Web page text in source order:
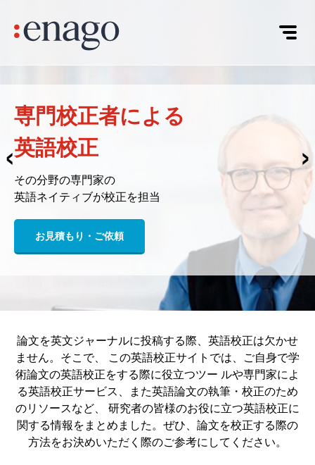
英語校正の
総合情報サイト
ー英語校正ツールや英語校正サービスなど
研究者の皆様に役立つ情報をお届けします
お見積もり・ご依頼
‹ ›
論文を英文ジャーナルに投稿する際、英語校正は欠かせ
ません。そこで、 この英語校正サイトでは、ご自身で学
術論文の英語校正をする際に役立つツー ルや専門家によ
る英語校正サービス、また英語論文の執筆・校正のため
のリソースなど、 研究者の皆様のお役に立つ英語校正に
関する情報をまとめました。ぜひ、論文を校正する際の
方法をお決めいただく際のご参考にしてください。